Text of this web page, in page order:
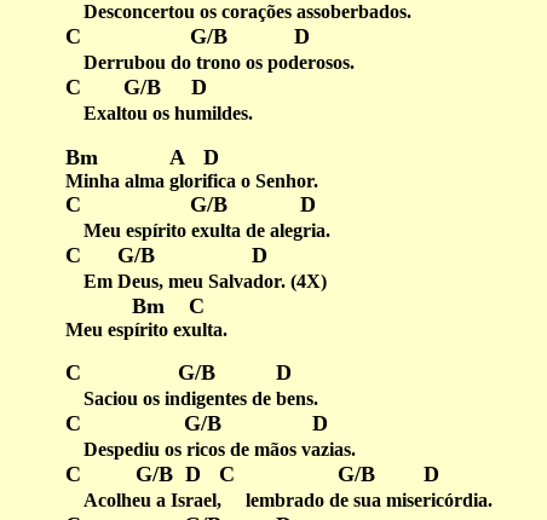
Desconcertou os corações assoberbados.
C G/B D
Derrubou do trono os poderosos.
C G/B D
Exaltou os humildes.
Bm A D
Minha alma glorifica o Senhor.
C G/B D
Meu espírito exulta de alegria.
C G/B D
Em Deus, meu Salvador. (4X)
Bm C
Meu espírito exulta.
C G/B D
Saciou os indigentes de bens.
C G/B D
Despediu os ricos de mãos vazias.
C G/B D C G/B D
Acolheu a Israel, lembrado de sua misericórdia.